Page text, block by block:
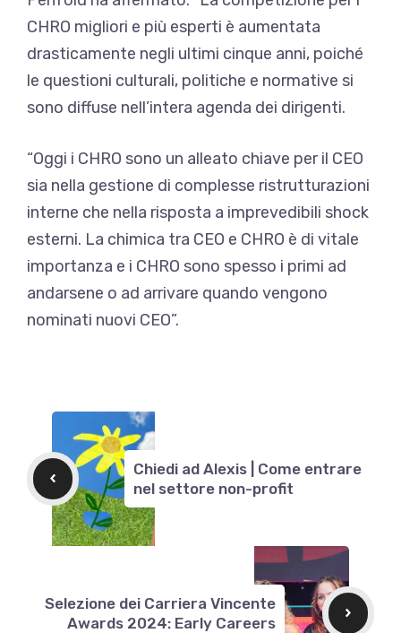
CHRO migliori e più esperti è aumentata
drasticamente negli ultimi cinque anni, poiché
le questioni culturali, politiche e normative si
sono diffuse nell’intera agenda dei dirigenti.
“Oggi i CHRO sono un alleato chiave per il CEO
sia nella gestione di complesse ristrutturazioni
interne che nella risposta a imprevedibili shock
esterni. La chimica tra CEO e CHRO è di vitale
importanza e i CHRO sono spesso i primi ad
andarsene o ad arrivare quando vengono
nominati nuovi CEO”.
Chiedi ad Alexis | Come entrare
nel settore non-profit
Selezione dei Carriera Vincente
Awards 2024: Early Careers